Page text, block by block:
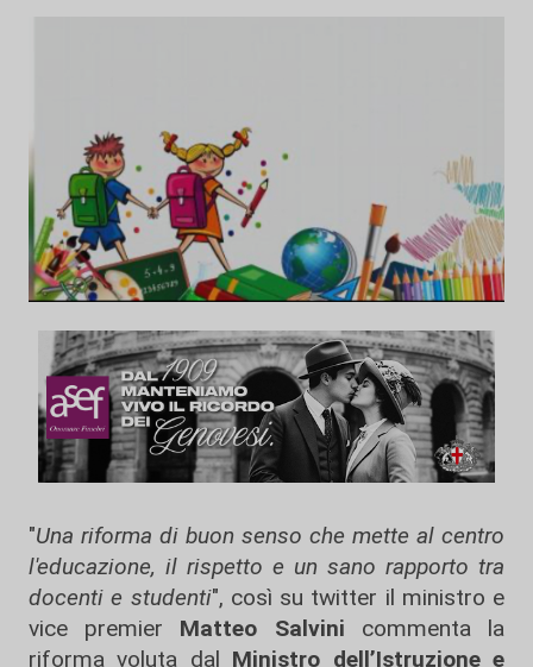
"Una riforma di buon senso che mette al centro
l'educazione, il rispetto e un sano rapporto tra
docenti e studenti", così su twitter il ministro e
vice premier Matteo Salvini commenta la
riforma voluta dal Ministro dell’Istruzione e